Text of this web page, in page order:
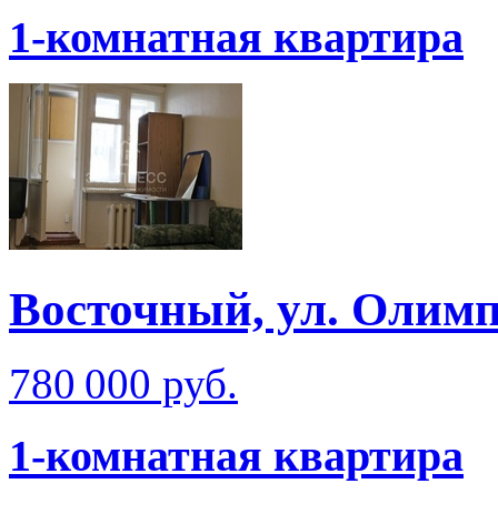
1-комнатная квартира
Восточный, ул.
780 000 руб.
1-комнатная квартира